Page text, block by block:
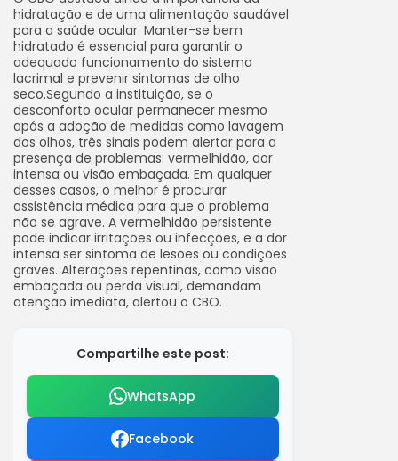
hidratação e de uma alimentação saudável
para a saúde ocular. Manter-se bem
hidratado é essencial para garantir o
adequado funcionamento do sistema
lacrimal e prevenir sintomas de olho
seco.Segundo a instituição, se o
desconforto ocular permanecer mesmo
após a adoção de medidas como lavagem
dos olhos, três sinais podem alertar para a
presença de problemas: vermelhidão, dor
intensa ou visão embaçada. Em qualquer
desses casos, o melhor é procurar
assistência médica para que o problema
não se agrave. A vermelhidão persistente
pode indicar irritações ou infecções, e a dor
intensa ser sintoma de lesões ou condições
graves. Alterações repentinas, como visão
embaçada ou perda visual, demandam
atenção imediata, alertou o CBO.
Compartilhe este post:
WhatsApp
Facebook